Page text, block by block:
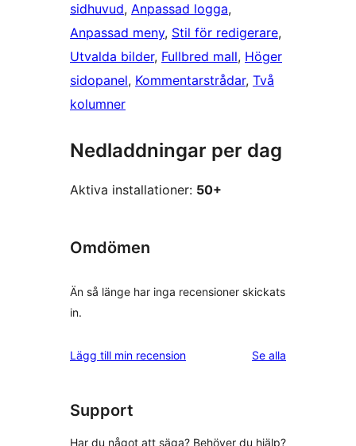
sidhuvud, Anpassad logga
Anpassad meny, Stil för redigerare
Utvalda bilder, Fullbred mall, Höger
sidopanel, Kommentarstrådar, Två
kolumner
Nedladdningar per dag
Aktiva installationer: 50+
Omdömen
Än så länge har inga recensioner skickats
in.
Lägg till min recension Se alla
Support
Har du något att säga? Behöver du hjälp?